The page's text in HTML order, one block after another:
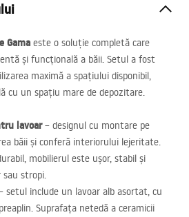
Gama este o soluție completă care
și funcțională a băii. Setul a fost
maximă a spațiului disponibil,
cu un spațiu mare de depozitare.
lavoar– designul cu montare pe
băii și conferă interiorului lejeritate.
mobilierul este ușor, stabil și
sau stropi.
setul include un lavoar alb asortat, cu
Suprafața netedă a ceramicii